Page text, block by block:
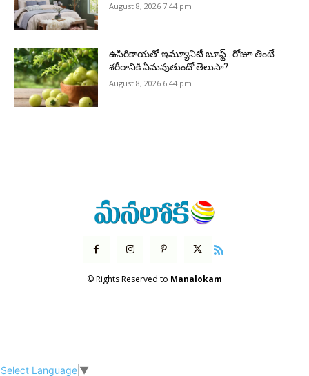
August 8, 2026 7:44 pm
ఉసిరికాయతో ఇమ్యూనిటీ బూస్ట్‌.. రోజూ తింటే
శరీరానికి ఏమవుతుందో తెలుసా?
August 8, 2026 6:44 pm
© Rights Reserved to Manalokam
Select Language ▼